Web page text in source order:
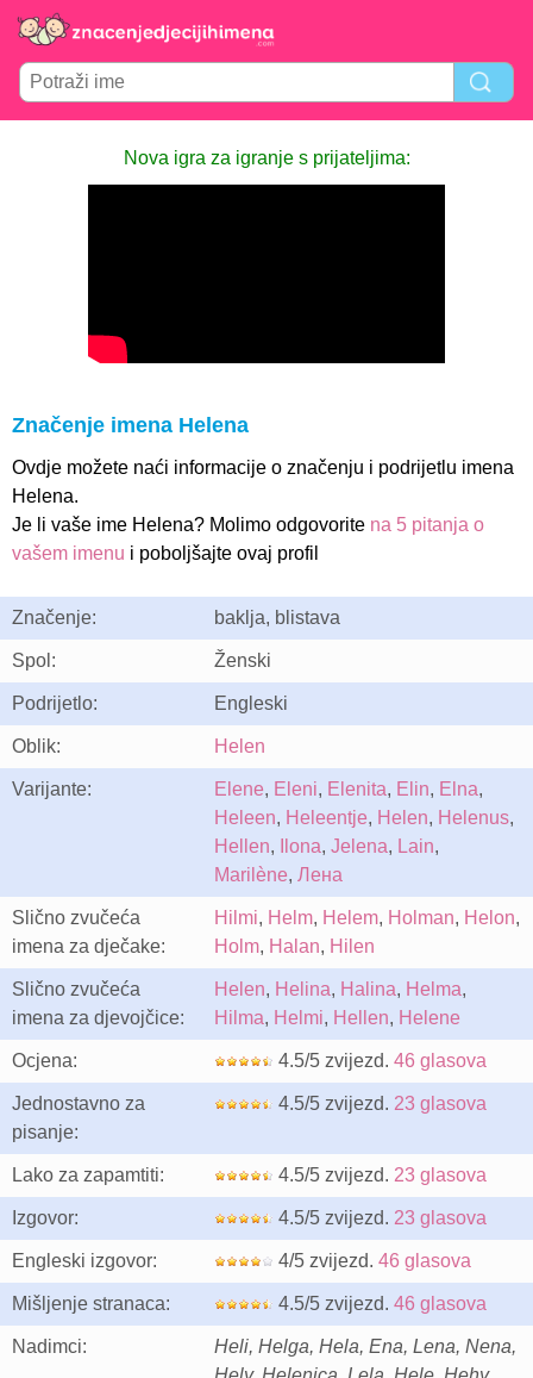
Nova igra za igranje s prijateljima:
Značenje imena Helena
Ovdje možete naći informacije o značenju i podrijetlu imena
Helena.
Je li vaše ime Helena? Molimo odgovorite na 5 pitanja o
vašem imenu i poboljšajte ovaj profil
Značenje: baklja, blistava
Spol: Ženski
Podrijetlo: Engleski
Oblik: Helen
Varijante: Elene, Eleni, Elenita, Elin, Elna,
Heleen, Heleentje, Helen, Helenus,
Hellen, Ilona, Jelena, Lain,
Marilène, Лена
Slično zvučeća
imena za dječake:
Hilmi, Helm, Helem, Holman, Helon,
Holm, Halan, Hilen
Slično zvučeća
imena za djevojčice:
Helen, Helina, Halina, Helma,
Hilma, Helmi, Hellen, Helene
Ocjena: 4.5/5 zvijezd. 46 glasova
Jednostavno za
pisanje:
4.5/5 zvijezd. 23 glasova
Lako za zapamtiti: 4.5/5 zvijezd. 23 glasova
Izgovor: 4.5/5 zvijezd. 23 glasova
Engleski izgovor: 4/5 zvijezd. 46 glasova
Mišljenje stranaca: 4.5/5 zvijezd. 46 glasova
Nadimci:
Heli, Helga, Hela, Ena, Lena, Nena,